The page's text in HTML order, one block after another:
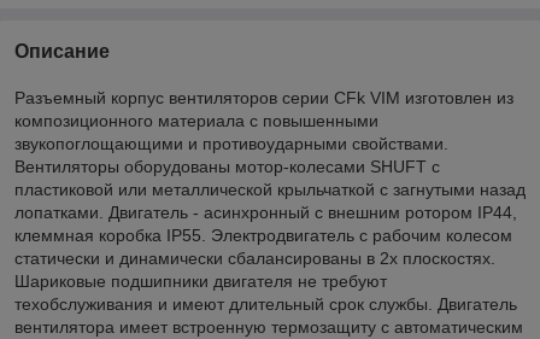
Описание
Разъемный корпус вентиляторов серии CFk VIM изготовлен из
композиционного материала с повышенными
звукопоглощающими и противоударными свойствами.
Вентиляторы оборудованы мотор-колесами SHUFT с
пластиковой или металлической крыльчаткой с загнутыми назад
лопатками. Двигатель - асинхронный с внешним ротором IP44,
клеммная коробка IP55. Электродвигатель с рабочим колесом
статически и динамически сбалансированы в 2х плоскостях.
Шариковые подшипники двигателя не требуют
техобслуживания и имеют длительный срок службы. Двигатель
вентилятора имеет встроенную термозащиту с автоматическим